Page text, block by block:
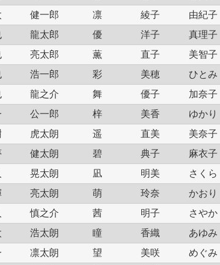
健一郎 凛 綾子
由紀子
龍太郎 優 洋子
真理子
亮太郎 薫 直子
美智子
浩一郎 彩 美穂
ひとみ
龍之介 舞 優子
加奈子
公一郎 梓 美香
ゆかり
虎太朗 遥 直美
美奈子
健太朗 碧 典子
麻衣子
晃太朗 凪 明美
さくら
亮太朗 萌 玲奈
かおり
慎之介 茜 明子
さやか
浩太朗 瞳 香織
あゆみ
凛太朗 望 美咲
めぐみ